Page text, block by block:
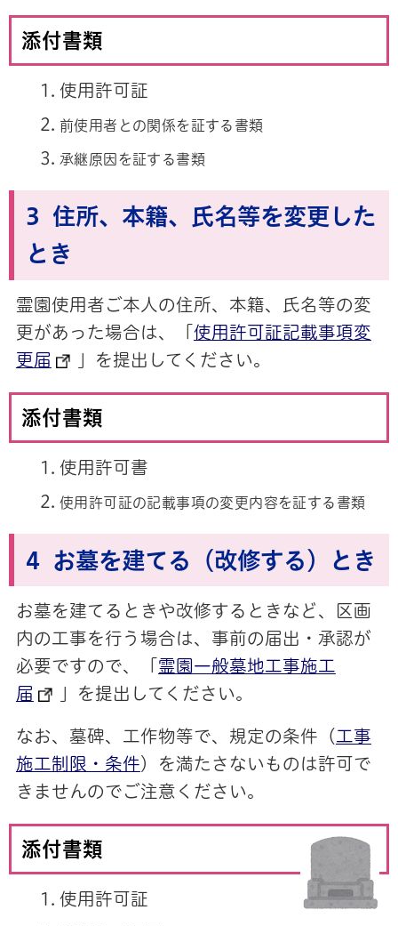
添付書類
使用許可証
前使用者との関係を証する書類
承継原因を証する書類
3 住所、本籍、氏名等を変更した
とき
霊園使用者ご本人の住所、本籍、氏名等の変
更があった場合は、「 使用許可証記載事項変
更届
」を提出してください。
添付書類
使用許可書
使用許可証の記載事項の変更内容を証する書類
4 お墓を建てる（改修する）とき
お墓を建てるときや改修するときなど、区画
内の工事を行う場合は、事前の届出・承認が
必要ですので、「 霊園一般墓地工事施工
届
」を提出してください。
なお、墓碑、工作物等で、規定の条件（ 工事
施工制限・条件）を満たさないものは許可で
きませんのでご注意ください。
添付書類
使用許可証